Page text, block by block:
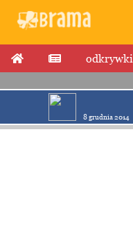
odkrywki
8 grudnia 2014